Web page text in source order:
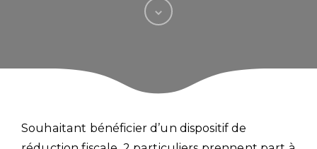
Souhaitant bénéficier d’un dispositif de